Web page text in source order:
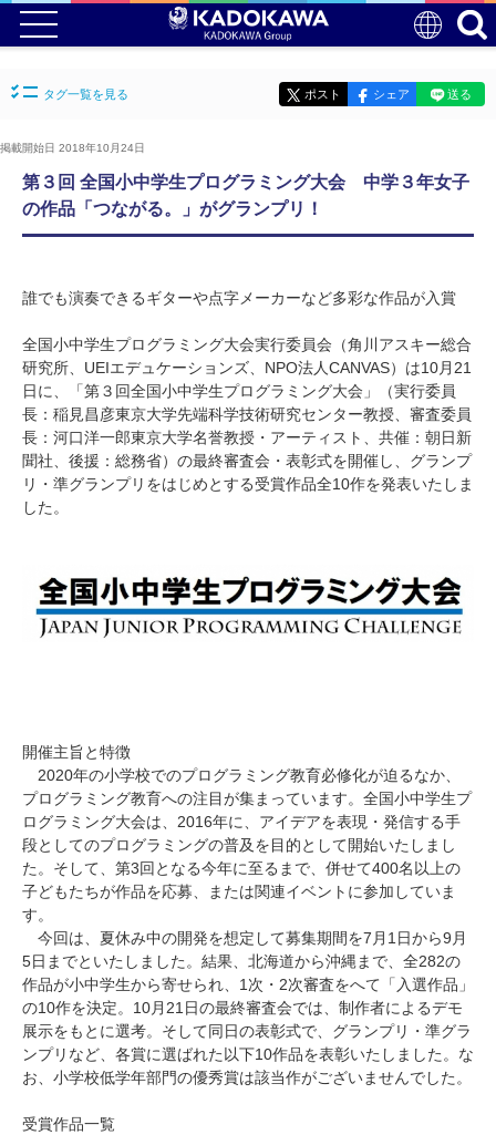
タグ一覧を見る ポスト シェア 送る
掲載開始日 2018年10月24日
第３回 全国小中学生プログラミング大会 中学３年女子
の作品「つながる。」がグランプリ！
誰でも演奏できるギターや点字メーカーなど多彩な作品が入賞
全国小中学生プログラミング大会実行委員会（角川アスキー総合
研究所、UEIエデュケーションズ、NPO法人CANVAS）は10月21
日に、「第３回全国小中学生プログラミング大会」（実行委員
長：稲見昌彦東京大学先端科学技術研究センター教授、審査委員
長：河口洋一郎東京大学名誉教授・アーティスト、共催：朝日新
聞社、後援：総務省）の最終審査会・表彰式を開催し、グランプ
リ・準グランプリをはじめとする受賞作品全10作を発表いたしま
した。
開催主旨と特徴
2020年の小学校でのプログラミング教育必修化が迫るなか、
プログラミング教育への注目が集まっています。全国小中学生プ
ログラミング大会は、2016年に、アイデアを表現・発信する手
段としてのプログラミングの普及を目的として開始いたしまし
た。そして、第3回となる今年に至るまで、併せて400名以上の
子どもたちが作品を応募、または関連イベントに参加していま
す。
今回は、夏休み中の開発を想定して募集期間を7月1日から9月
5日までといたしました。結果、北海道から沖縄まで、全282の
作品が小中学生から寄せられ、1次・2次審査をへて「入選作品」
の10作を決定。10月21日の最終審査会では、制作者によるデモ
展示をもとに選考。そして同日の表彰式で、グランプリ・準グラ
ンプリなど、各賞に選ばれた以下10作品を表彰いたしました。な
お、小学校低学年部門の優秀賞は該当作がございませんでした。
受賞作品一覧